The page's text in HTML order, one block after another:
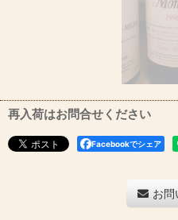
再入荷はお問合せください
Facebookでシェア
お問